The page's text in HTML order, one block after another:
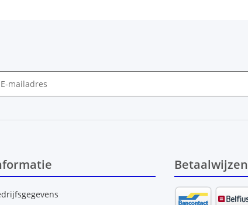
Betaalwijzen